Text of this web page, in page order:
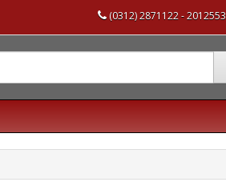
(0312) 2871122 - 2012553